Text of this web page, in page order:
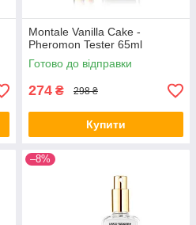
Montale Vanilla Cake -
Pheromon Tester 65ml
Готово до відправки
274 ₴ 298 ₴
Купити
–8%